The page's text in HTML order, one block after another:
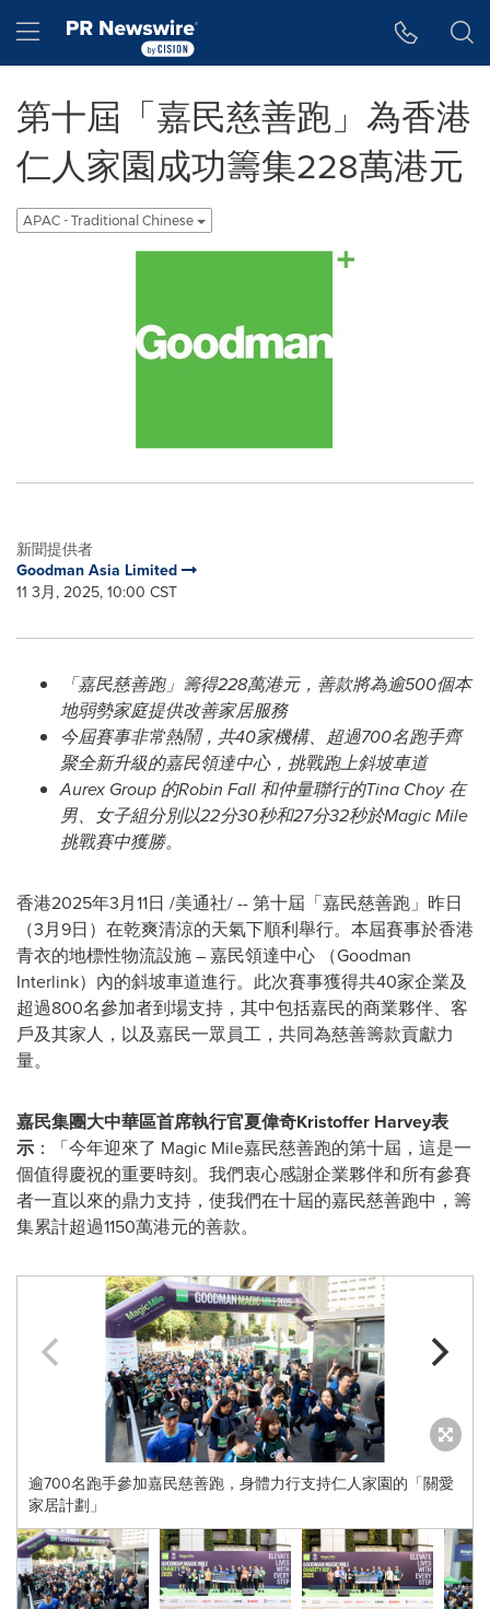
Hamburger menu
第十屆「嘉民慈善跑」為香港
仁人家園成功籌集228萬港元
APAC - Traditional Chinese
新聞提供者
Goodman Asia Limited
11 3月, 2025, 10:00 CST
「嘉民慈善跑」籌得228萬港元，善款將為逾500個本
地弱勢家庭提供改善家居服務
今屆賽事非常熱鬧，共40家機構、超過700名跑手齊
聚全新升級的嘉民領達中心，挑戰跑上斜坡車道
Aurex Group 的Robin Fall和仲量聯行的Tina Choy 在
男、女子組分別以22分30秒和27分32秒於Magic Mile
挑戰賽中獲勝。
香港2025年3月11日 /美通社/ -- 第十屆「嘉民慈善跑」昨日
（3月9日）在乾爽清涼的天氣下順利舉行。本屆賽事於香港
青衣的地標性物流設施 – 嘉民領達中心 （Goodman
Interlink）內的斜坡車道進行。此次賽事獲得共40家企業及
超過800名參加者到場支持，其中包括嘉民的商業夥伴、客
戶及其家人，以及嘉民一眾員工，共同為慈善籌款貢獻力
量。
嘉民集團大中華區首席執行官夏偉奇Kristoffer Harvey表
示 ：「今年迎來了 Magic Mile嘉民慈善跑的第十屆，這是一
個值得慶祝的重要時刻。我們衷心感謝企業夥伴和所有參賽
者一直以來的鼎力支持，使我們在十屆的嘉民慈善跑中，籌
集累計超過1150萬港元的善款。
逾700名跑手參加嘉民慈善跑，身體力行支持仁人家園的「關愛
家居計劃」